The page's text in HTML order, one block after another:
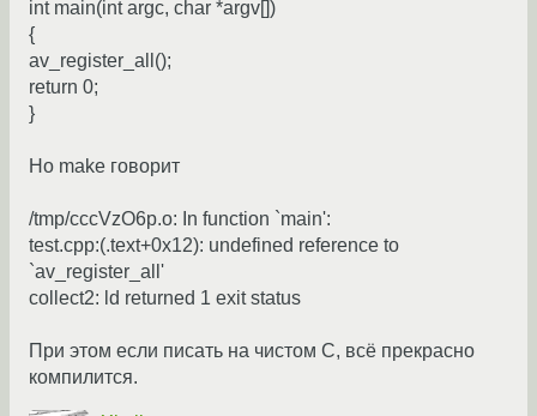
int main(int argc, char *argv[])
{
av_register_all();
return 0;
}
Но make говорит
/tmp/cccVzO6p.o: In function `main':
test.cpp:(.text+0x12): undefined reference to
`av_register_all'
collect2: ld returned 1 exit status
При этом если писать на чистом C, всё прекрасно
компилится.